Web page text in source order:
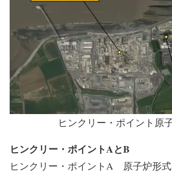
ヒンクリー・ポイント原
ヒンクリー・ポイントAとB
ヒンクリー・ポイントA 原子炉形式